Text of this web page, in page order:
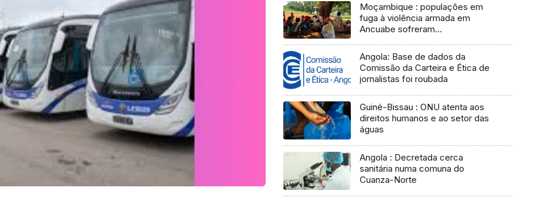
Moçambique : populações em
fuga à violência armada em
Ancuabe sofreram
Angola: Base de dados da
Comissão da Carteira e Ética de
jornalistas foi roubada
Guiné-Bissau : ONU atenta aos
direitos humanos e ao setor das
águas
Angola : Decretada cerca
sanitária numa comuna do
Cuanza-Norte